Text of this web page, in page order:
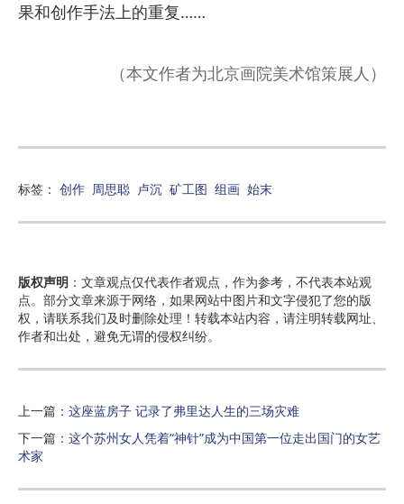
果和创作手法上的重复……
（本文作者为北京画院美术馆策展人）
标签： 创作 周思聪 卢沉 矿工图 组画 始末
版权声明 ：文章观点仅代表作者观点，作为参考，不代表本站观
点。部分文章来源于网络，如果网站中图片和文字侵犯了您的版
权，请联系我们及时删除处理！转载本站内容，请注明转载网址、
作者和出处，避免无谓的侵权纠纷。
上一篇： 这座蓝房子 记录了弗里达人生的三场灾难
下一篇： 这个苏州女人凭着“神针”成为中国第一位走出国门的女艺
术家